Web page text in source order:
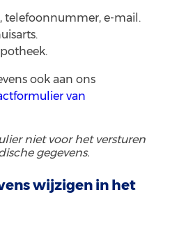
telefoonnummer, e-mail.
ook aan ons
van
niet voor het versturen
gegevens.
wijzigen in het